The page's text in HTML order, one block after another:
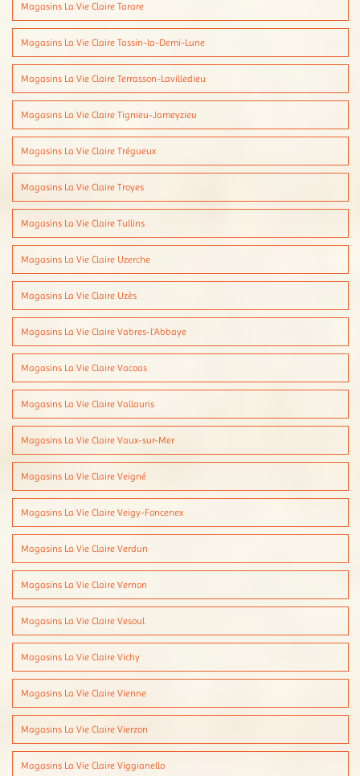
Magasins La Vie Claire Tarare
Magasins La Vie Claire Tassin-la-Demi-Lune
Magasins La Vie Claire Terrasson-Lavilledieu
Magasins La Vie Claire Tignieu-Jameyzieu
Magasins La Vie Claire Trégueux
Magasins La Vie Claire Troyes
Magasins La Vie Claire Tullins
Magasins La Vie Claire Uzerche
Magasins La Vie Claire Uzès
Magasins La Vie Claire Vabres-l'Abbaye
Magasins La Vie Claire Vacoas
Magasins La Vie Claire Vallauris
Magasins La Vie Claire Vaux-sur-Mer
Magasins La Vie Claire Veigné
Magasins La Vie Claire Veigy-Foncenex
Magasins La Vie Claire Verdun
Magasins La Vie Claire Vernon
Magasins La Vie Claire Vesoul
Magasins La Vie Claire Vichy
Magasins La Vie Claire Vienne
Magasins La Vie Claire Vierzon
Magasins La Vie Claire Viggianello